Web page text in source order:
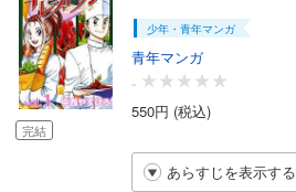
完結
少年・青年マンガ
青年マンガ
-
550円 (税込)
あらすじを表示する